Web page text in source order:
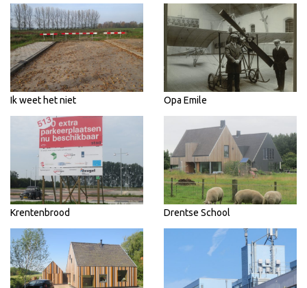
Ik weet het niet Opa Emile
Krentenbrood Drentse School